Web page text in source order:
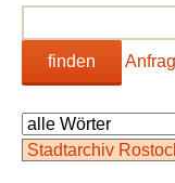
finden